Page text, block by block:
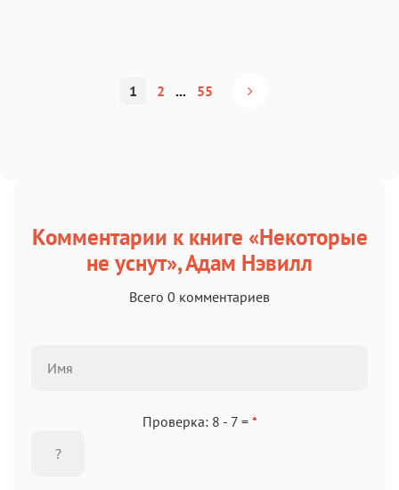
1 2 ... 55
Комментарии к книге «Некоторые
не уснут», Адам Нэвилл
Всего 0 комментариев
Проверка: 8 - 7 = *